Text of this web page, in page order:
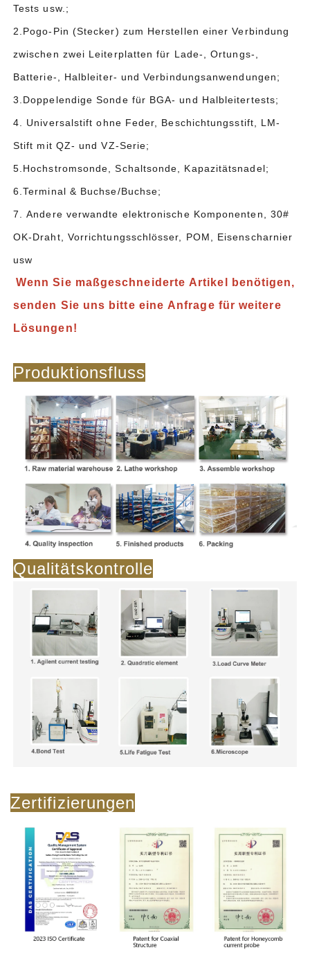
Tests usw.;
2.Pogo-Pin (Stecker) zum Herstellen einer Verbindung
zwischen zwei Leiterplatten für Lade-, Ortungs-,
Batterie-, Halbleiter- und Verbindungsanwendungen;
3.Doppelendige Sonde für BGA- und Halbleitertests;
4. Universalstift ohne Feder, Beschichtungsstift, LM-
Stift mit QZ- und VZ-Serie;
5.Hochstromsonde, Schaltsonde, Kapazitätsnadel;
6.Terminal & Buchse/Buchse;
7. Andere verwandte elektronische Komponenten, 30#
OK-Draht, Vorrichtungsschlösser, POM, Eisenscharnier
usw
Wenn Sie maßgeschneiderte Artikel benötigen,
senden Sie uns bitte eine Anfrage für weitere
Lösungen!
Produktionsfluss
Qualitätskontrolle
Zertifizierungen